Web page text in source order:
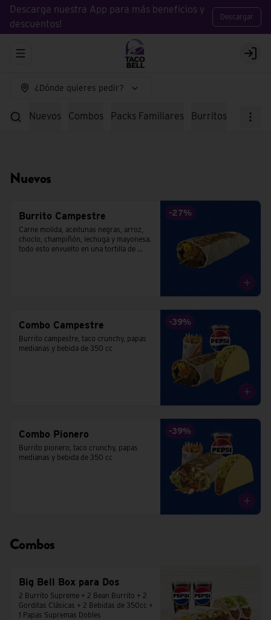
Descarga nuestra App para más beneficios y
descuentos!
Descargar
Abrir menu de navegación Login
¿Dónde quieres pedir?
Nuevos Combos Packs Familiares Burritos Tacos
Nuevos
-27%
Burrito Campestre
Carne molida, aceitunas negras, arroz,
choclo, champiñón, lechuga y mayonesa.
todo esto envuelto en una tortilla de
-39%
Combo Campestre
Burrito campestre, taco crunchy, papas
medianas y bebida de 350 cc
-39%
Combo Pionero
Burrito pionero, taco crunchy, papas
medianas y bebida de 350 cc
Combos
Big Bell Box para Dos
2 Burrito Supreme + 2 Bean Burrito + 2
Gorditas Clásicas + 2 Bebidas de 350cc +
1 Papas Supremas Dobles